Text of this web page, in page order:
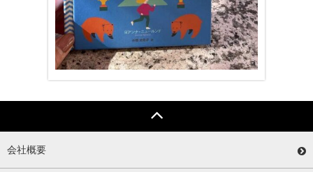
会社概要